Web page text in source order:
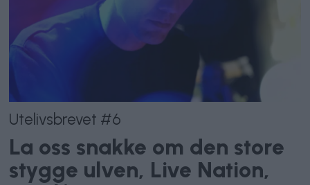
Utelivsbrevet #6
La oss snakke om den store
stygge ulven, Live Nation,